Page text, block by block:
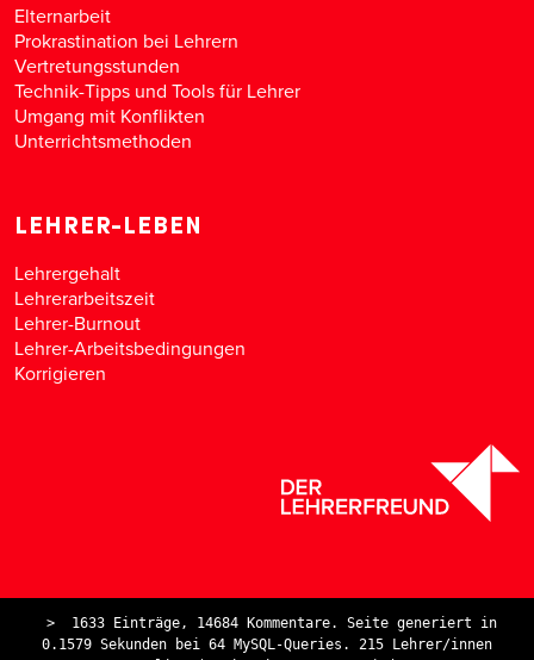
Elternarbeit
Prokrastination bei Lehrern
Vertretungsstunden
Technik-Tipps und Tools für Lehrer
Umgang mit Konflikten
Unterrichtsmethoden
LEHRER-LEBEN
Lehrergehalt
Lehrerarbeitszeit
Lehrer-Burnout
Lehrer-Arbeitsbedingungen
Korrigieren
>
1633 Einträge, 14684 Kommentare. Seite generiert in
0.1579 Sekunden bei 64 MySQL-Queries. 215 Lehrer/innen